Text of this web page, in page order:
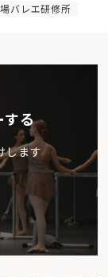
バレエ研修所
する
します